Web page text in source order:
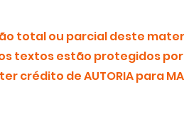
total ou parcial deste
os textos estão protegidos
de AUTORIA para